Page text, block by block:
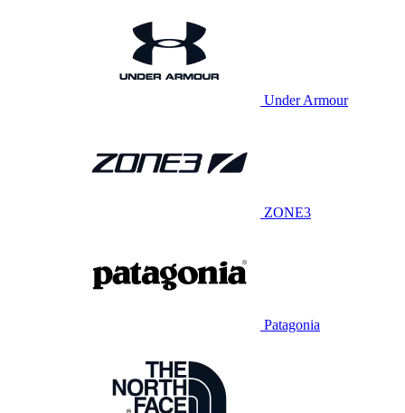
Under Armour
ZONE3
Patagonia